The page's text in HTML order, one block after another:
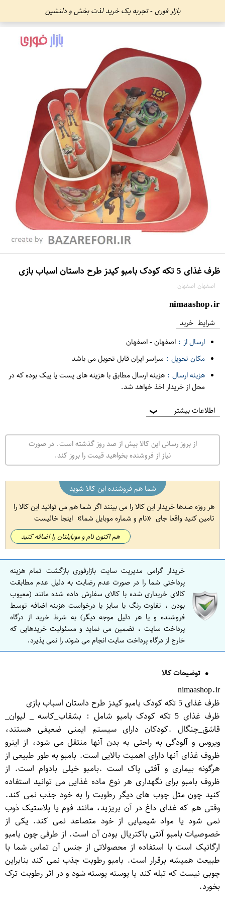
بازار فوری - تجربه یک خرید لذت بخش و دلنشین
ظرف غذای 5 تکه کودک بامبو کیدز طرح داستان اسباب بازی
اصفهان اصفهان
nimaashop.ir
شرایط خرید
ارسال از : اصفهان-اصفهان
مکان تحویل : سراسر ایران قابل تحویل می باشد
هزینه ارسال : هزینه ارسال مطابق با هزینه های پست یا پیک بوده که در
محل از خریدار اخذ خواهد شد.
اطلاعات بیشتر ❯
از بروز رسانی این کالا بیش از صد روز گذشته است. در صورت
نیاز از فروشنده بخواهید قیمت را بروز کند.
شما هم فروشنده این کالا شوید
هر روزه صدها خریدار این کالا را می بینند اگر شما هم می توانید این کالا را
تامین کنید واقعا جای
نام و شماره موبایل شما اینجا خالیست
هم اکنون نام و موبایلتان را اضافه کنید
خریدار گرامی مدیریت سایت بازارفوری بازگشت تمام هزینه
پرداختی شما را در صورت عدم رضایت به دلیل عدم مطابقت
کالای خریداری شده با کالای سفارش داده شده مانند (معیوب
بودن ، تفاوت رنگ یا سایز یا درخواست هزینه اضافه توسط
فروشنده و یا هر دلیل موجه دیگر) به شرط خرید از درگاه
پرداخت سایت ، تضمین می نماید و مسئولیت خریدهایی که
خارج از درگاه پرداخت سایت انجام می شوند را نمی پذیرد.
توضیحات کالا
nimaashop.ir
ظرف غذای 5 تکه کودک بامبو کیدز طرح داستان اسباب بازی
ظرف غذای 5 تکه کودک بامبو شامل : بشقاب_کاسه _ لیوان_
قاشق_چنگال .کودکان دارای سیستم ایمنی ضعیفی هستند،
ویروس و آلودگی به راحتی به بدن آنها منتقل می شود، از اینرو
ظروف غذای آنها دارای اهمیت بالایی است. بامبو به طور طبیعی از
هرگونه بیماری و آفتی پاک است .بامبو خیلی بادوام است. از
ظروف بامبو برای نگهداری هر نوع ماده غذایی می توانید استفاده
کنید چون مثل چوب های دیگر رطوبت را به خود جذب نمی کند.
وقتی هم که غذای داغ در آن بریزید، مانند فوم یا پلاستیک ذوب
نمی شود یا مواد شیمیایی از خود متصاعد نمی کند. یکی از
خصوصیات بامبو آنتی باکتریال بودن آن است. از طرفی چون بامبو
ارگانیک است با استفاده از محصولاتی از جنس آن تماس شما با
طبیعت همیشه برقرار است. بامبو رطوبت جذب نمی کند بنابراین
چوبی نیست که تبله کند یا پوسته پوسته شود و در اثر رطوبت ترک
بخورد.